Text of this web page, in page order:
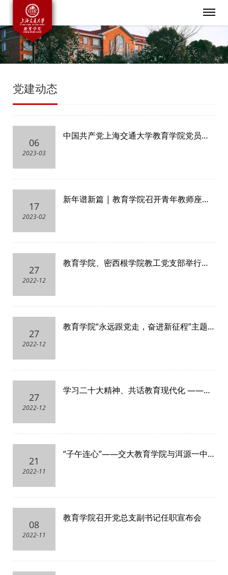
党建动态
06
2023-03
中国共产党上海交通大学教育学院党员大
17
2023-02
新年谱新篇 | 教育学院召开青年教师座谈
27
2022-12
教育学院、密西根学院教工党支部举行联
27
2022-12
教育学院“永远跟党走，奋进新征程”主题
27
2022-12
学习二十大精神、共话教育现代化 ——教
21
2022-11
“子午连心”——交大教育学院与洱源一中
08
2022-11
教育学院召开党总支副书记任职宣布会